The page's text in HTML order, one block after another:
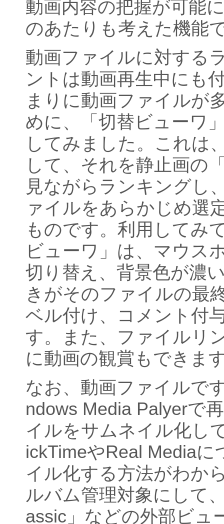
動画内容の把握が可能
のあたりも考えた機能
動画ファイルに対する
ントは動画再生中にも
まりに動画ファイルが
めに、「切替ビューワ
してみました。これは
して、それを静止画の
見ながらランキングし
ァイルをあらかじめ選
ものです。利用してみ
ビューワ」は、マウス
切り替え、背景色が濃
きがそのファイルの最
ベル付け、コメント付
す。また、ファイルリ
に動画の観賞もできま
なお、動画ファイルで
ndows Media Palyerで
イルをサムネイル化し
ickTimeやReal Media
イル化する方法がわか
ルバム管理対象にして
assic」などの外部ビュ